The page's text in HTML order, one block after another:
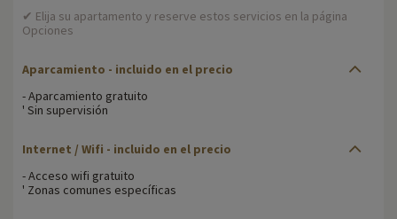
✔ Elija su apartamento y reserve estos servicios en la página
Opciones
Aparcamiento - incluido en el precio
- Aparcamiento gratuito
' Sin supervisión
Internet / Wifi - incluido en el precio
- Acceso wifi gratuito
' Zonas comunes específicas